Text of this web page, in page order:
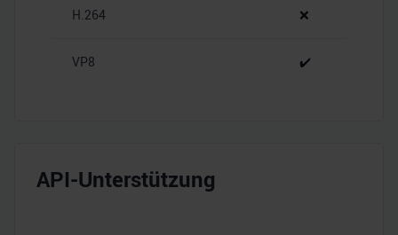
gesammelt haben.
H.264 ❌
VP8 ✔️
API-Unterstützung